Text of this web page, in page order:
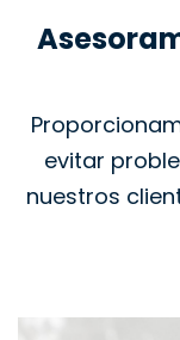
evitar
nuestros